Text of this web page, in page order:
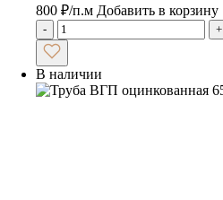
800 ₽/п.м Добавить в корзину
- +
В наличии